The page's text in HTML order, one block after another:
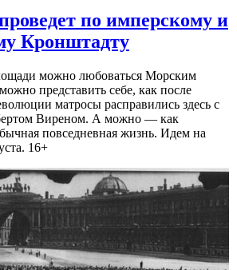
по имперскому и
Кронштадту
можно любоваться Морским
представить себе, как после
матросы расправились здесь с
Виреном. А можно — как
повседневная жизнь. Идем на
16+